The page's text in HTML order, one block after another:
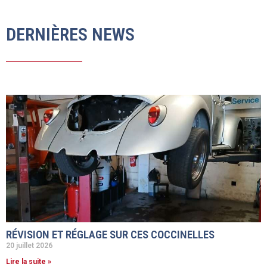
DERNIÈRES NEWS
RÉVISION ET RÉGLAGE SUR CES COCCINELLES
20 juillet 2026
Lire la suite »